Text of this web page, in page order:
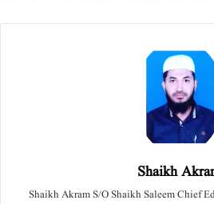
Shaikh
Shaikh Akram S/O Shaikh Saleem Chief